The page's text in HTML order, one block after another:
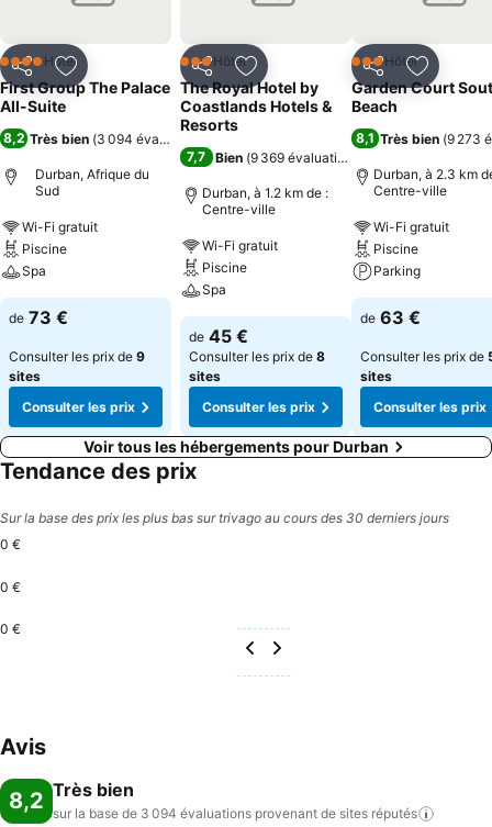
PartagerAjouter à mes favoris
4 ÉtoilesHôtel
First Group The Palace
All-Suite
8,2 Très bien (3 094 évaluations
Durban, Afrique du
Sud
Wi-Fi gratuit
Piscine
Spa
de 73 €
Consulter les prix de 9
sites
Consulter les prix
PartagerAjouter à mes favoris
3 ÉtoilesHôtel
The Royal Hotel by
Coastlands Hotels &
Resorts
7,7 Bien (9 369 évaluations
Durban, à 1.2 km de :
Centre-ville
Wi-Fi gratuit
Piscine
Spa
de 45 €
Consulter les prix de 8
sites
Consulter les prix
PartagerAjouter
3 ÉtoilesHôtel
Garden Court
Beach
8,1 Très bien (9 273
Durban, à 2.3 km
Centre-ville
Wi-Fi gratuit
Piscine
Parking
de 63 €
Consulter les prix de
sites
Consulter les prix
Voir tous les hébergements pour Durban
Tendance des prix
Sur la base des prix les plus bas sur trivago au cours des 30 derniers jours
0 €
0 €
0 €
Avis
8,2 Très bien
sur la base de 3 094 évaluations provenant de sites réputés